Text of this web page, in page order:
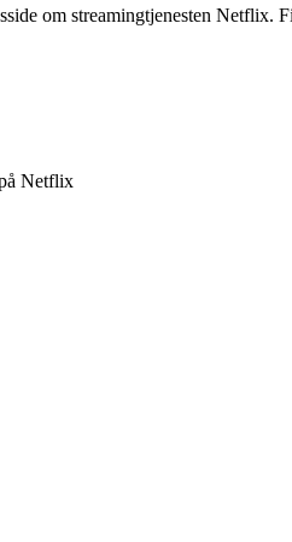
om streamingtjenesten Netflix.
Netflix